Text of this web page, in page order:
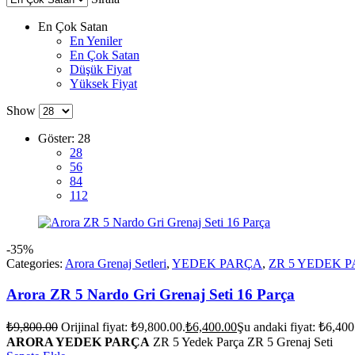
En Çok Satan
En Yeniler
En Çok Satan
Düşük Fiyat
Yüksek Fiyat
Show
Göster: 28
28
56
84
112
-35%
Categories: Arora Grenaj Setleri, YEDEK PARÇA, ZR 5 YEDEK
Arora ZR 5 Nardo Gri Grenaj Seti 16 Parça
₺9,800.00 Orijinal fiyat: ₺9,800.00.₺6,400.00Şu andaki fiyat:
ARORA YEDEK PARÇA ZR 5 Yedek Parça ZR 5 Grenaj Seti